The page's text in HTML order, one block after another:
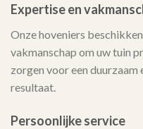
Expertise en
Onze hoveniers
vakmanschap om uw tuin
zorgen voor een
resultaat.
Persoonlijke service